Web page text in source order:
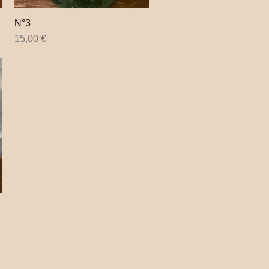
N°3
Prix
15,00 €